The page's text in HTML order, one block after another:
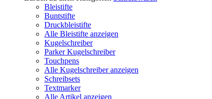
Bleistifte
Buntstifte
Druckbleistifte
Alle Bleistifte anzeigen
Kugelschreiber
Parker Kugelschreiber
Touchpens
Alle Kugelschreiber anzeigen
Schreibsets
Textmarker
Alle Artikel anzeigen